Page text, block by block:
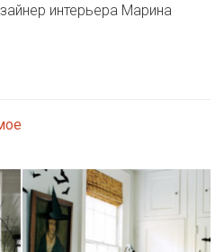
интерьера Марина